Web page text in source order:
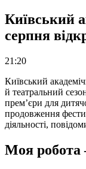
Київський
серпня
21:20
Київський
й театральний
прем’єри для
продовження
діяльності,
Моя робота